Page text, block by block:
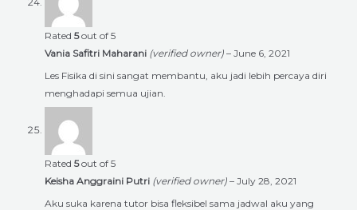
Rated 5out of 5
Vania Safitri Maharani (verified owner) – June 6, 2021
Les Fisika di sini sangat membantu, aku jadi lebih percaya diri
menghadapi semua ujian.
Rated 5out of 5
Keisha Anggraini Putri (verified owner) – July 28, 2021
Aku suka karena tutor bisa fleksibel sama jadwal aku yang